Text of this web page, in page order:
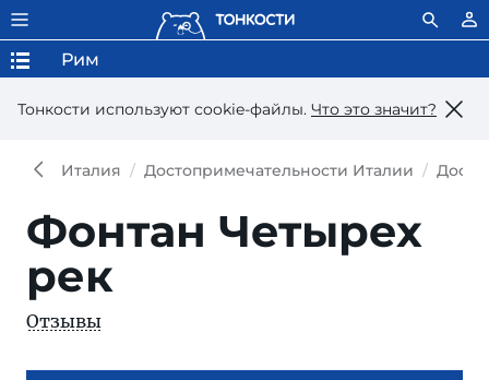
Тонкости используют сookie-файлы. Что это значит?
Рим
Италия Достопримечательности Италии
Фонтан Четырех
рек
Отзывы